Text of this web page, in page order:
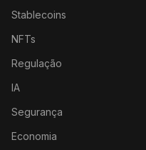
Stablecoins
NFTs
Regulação
IA
Segurança
Economia